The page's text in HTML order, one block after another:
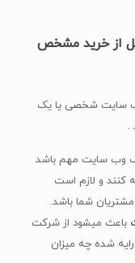
از خرید مشخص
سایت شخصی یا یک
.
وب سایت مهم باشد
کنند و لازم است
شما باشد.
باعث میشود از شرکت
شده چه میزان